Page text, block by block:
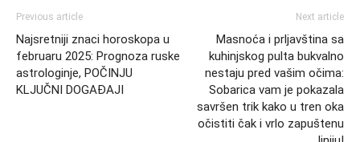
Previous article
Najsretniji znaci horoskopa u
februaru 2025: Prognoza ruske
astrologinje, POČINJU
KLJUČNI DOGAĐAJI
Next article
Masnoća i prljavština sa
kuhinjskog pulta bukvalno
nestaju pred vašim očima:
Sobarica vam je pokazala
savršen trik kako u tren oka
očistiti čak i vrlo zapuštenu